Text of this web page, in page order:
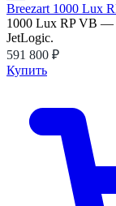
Breezart 1000 Lux
1000 Lux RP VB —
JetLogic.
591 800 ₽
Купить